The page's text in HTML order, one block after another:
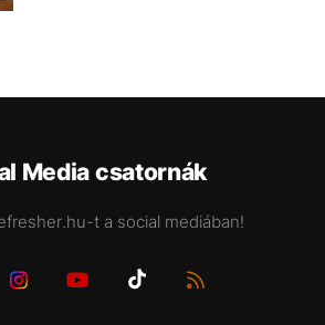
Media csatornák
t a social mediában!